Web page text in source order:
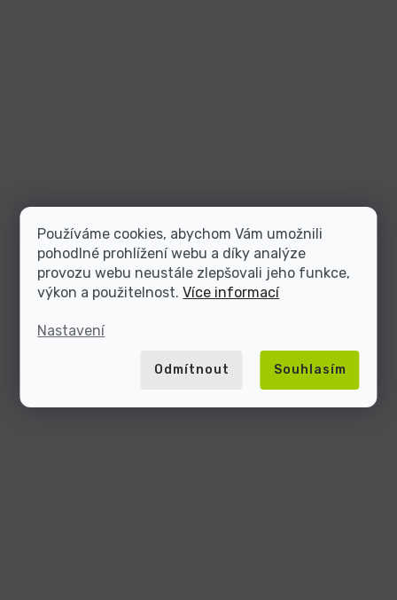
Používáme cookies, abychom Vám umožnili
pohodlné prohlížení webu a díky analýze
provozu webu neustále zlepšovali jeho funkce,
výkon a použitelnost.Více informací
Nastavení
Odmítnout Souhlasím